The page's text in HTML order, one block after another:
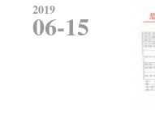
2019
06-15